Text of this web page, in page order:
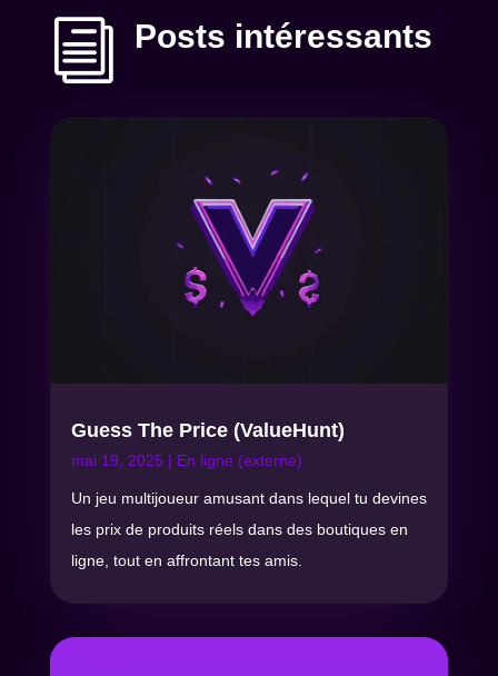
i Posts intéressants
Guess The Price (ValueHunt)
mai 19, 2025 | En ligne (externe)
Un jeu multijoueur amusant dans lequel tu devines
les prix de produits réels dans des boutiques en
ligne, tout en affrontant tes amis.